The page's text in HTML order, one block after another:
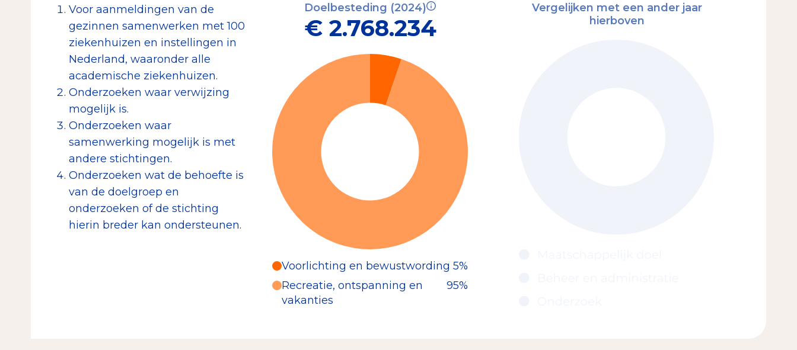
Vergelijken met een ander jaar
hierboven
Doelbesteding (2024)
€ 2.768.234
Voorlichting en bewustwording 5%
Recreatie, ontspanning en
vakanties
95%
Voor aanmeldingen van de
gezinnen samenwerken met 100
ziekenhuizen en instellingen in
Nederland, waaronder alle
academische ziekenhuizen.
Onderzoeken waar verwijzing
mogelijk is.
Onderzoeken waar
samenwerking mogelijk is met
andere stichtingen.
Onderzoeken wat de behoefte is
van de doelgroep en
onderzoeken of de stichting
hierin breder kan ondersteunen.